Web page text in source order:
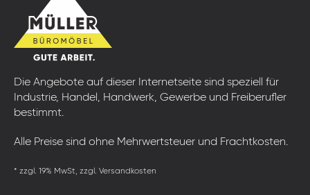
Die Angebote auf dieser Internetseite sind speziell für
Industrie, Handel, Handwerk, Gewerbe und Freiberufler
bestimmt.
Alle Preise sind ohne Mehrwertsteuer und Frachtkosten.
* zzgl. 19% MwSt, zzgl. Versandkosten